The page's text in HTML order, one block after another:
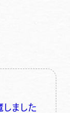
しました